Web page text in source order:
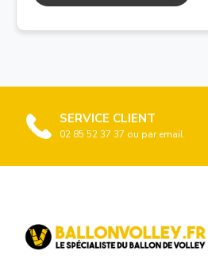
SERVICE CLIENT
02 85 52 37 37 ou par email